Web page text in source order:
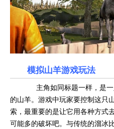
模拟山羊游戏玩法
主角如同标题一样，是一
的山羊。游戏中玩家要控制这只
索，最重要的是让它用各种方式
可能多的破坏吧。与传统的溜冰